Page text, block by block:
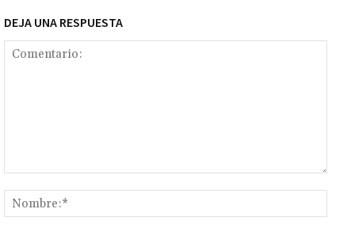
DEJA UNA RESPUESTA